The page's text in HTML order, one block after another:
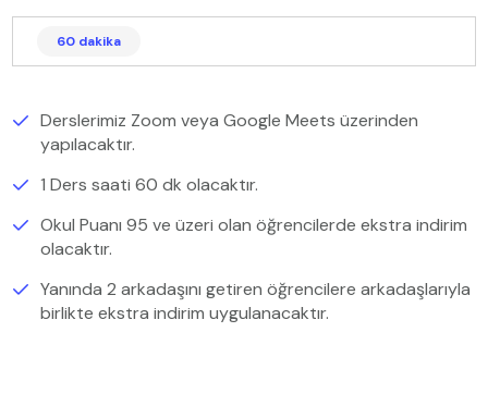
60 dakika
Derslerimiz Zoom veya Google Meets üzerinden
yapılacaktır.
1 Ders saati 60 dk olacaktır.
Okul Puanı 95 ve üzeri olan öğrencilerde ekstra indirim
olacaktır.
Yanında 2 arkadaşını getiren öğrencilere arkadaşlarıyla
birlikte ekstra indirim uygulanacaktır.